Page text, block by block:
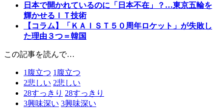
日本で開かれているのに「日本不在」？…東京五輪を
輝かせるＩＴ技術
【コラム】「ＫＡＩＳＴ５０周年ロケット」が失敗し
た理由３つ＝韓国
この記事を読んで…
1 腹立つ 1 腹立つ
2悲しい 2悲しい
28すっきり 28すっきり
3興味深い 3興味深い